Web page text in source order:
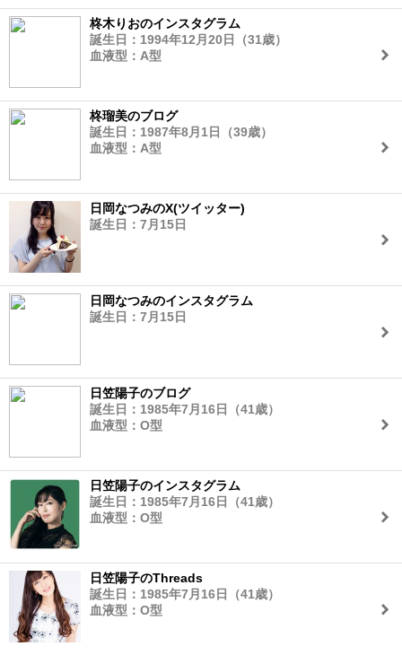
柊木りおのインスタグラム
誕生日：1994年12月20日（31歳）
血液型：A型
柊瑠美のブログ
誕生日：1987年8月1日（39歳）
血液型：A型
日岡なつみのX(ツイッター)
誕生日：7月15日
日岡なつみのインスタグラム
誕生日：7月15日
日笠陽子のブログ
誕生日：1985年7月16日（41歳）
血液型：O型
日笠陽子のインスタグラム
誕生日：1985年7月16日（41歳）
血液型：O型
日笠陽子のThreads
誕生日：1985年7月16日（41歳）
血液型：O型